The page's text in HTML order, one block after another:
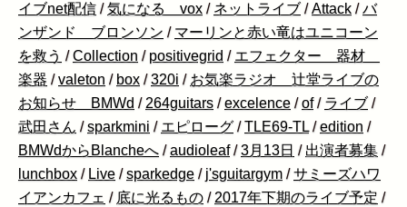
イブnet配信 /気になる vox / ネットライブ /Attack /バ
ンザンド ブロンソン / マーリンと赤い竜はユニコーン
を救う /Collection / positivegrid / エフェクター 器材
楽器 /valeton / box /320i / お気楽ラジオ 辻堂ライブの
お知らせ BMWd / 264guitars /excelence /of / ライブ /
武田さん /sparkmini / エピローグ /TLE69-TL /edition /
BMWdからBlancheへ /audioleaf /3月13日 / 出演者募集 /
lunchbox / Live /sparkedge / j'sguitargym /サミーズハワ
イアンカフェ / 底に光るもの / 2017年下期のライブ予定 /